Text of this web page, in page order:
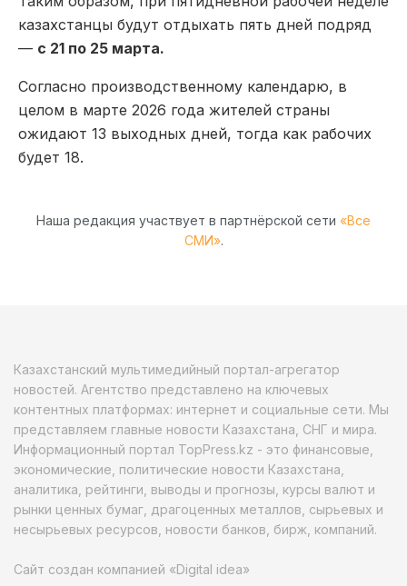
казахстанцы будут отдыхать пять дней подряд
— с 21 по 25 марта.
Согласно производственному календарю, в
целом в марте 2026 года жителей страны
ожидают 13 выходных дней, тогда как рабочих
будет 18.
Наша редакция участвует в партнёрской сети «Все
СМИ».
Казахстанский мультимедийный портал-агрегатор
новостей. Агентство представлено на ключевых
контентных платформах: интернет и социальные сети. Мы
представляем главные новости Казахстана, СНГ и мира.
Информационный портал TopPress.kz - это финансовые,
экономические, политические новости Казахстана,
аналитика, рейтинги, выводы и прогнозы, курсы валют и
рынки ценных бумаг, драгоценных металлов, сырьевых и
несырьевых ресурсов, новости банков, бирж, компаний.
Сайт создан компанией «Digital idea»